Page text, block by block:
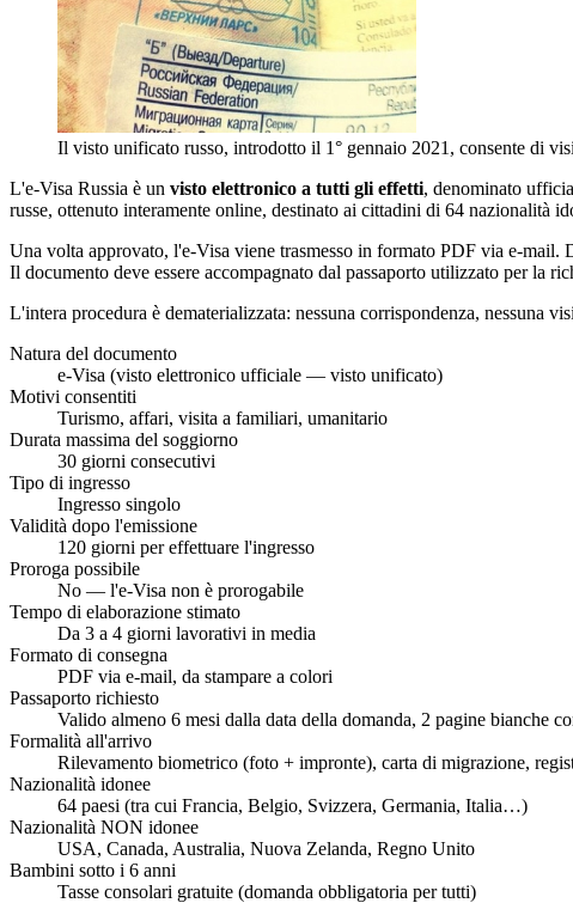
Il visto unificato russo, introdotto il 1° gennaio 2021, consente di
L'e-Visa Russia è un visto elettronico a tutti gli effetti, denominato
russe, ottenuto interamente online, destinato ai cittadini di 64 nazionalità
Una volta approvato, l'e-Visa viene trasmesso in formato PDF via e-mail.
Il documento deve essere accompagnato dal passaporto utilizzato per la
L'intera procedura è dematerializzata: nessuna corrispondenza, nessuna
Natura del documento
e-Visa (visto elettronico ufficiale — visto unificato)
Motivi consentiti
Turismo, affari, visita a familiari, umanitario
Durata massima del soggiorno
30 giorni consecutivi
Tipo di ingresso
Ingresso singolo
Validità dopo l'emissione
120 giorni per effettuare l'ingresso
Proroga possibile
No — l'e-Visa non è prorogabile
Tempo di elaborazione stimato
Da 3 a 4 giorni lavorativi in media
Formato di consegna
PDF via e-mail, da stampare a colori
Passaporto richiesto
Valido almeno 6 mesi dalla data della domanda, 2 pagine bianche
Formalità all'arrivo
Rilevamento biometrico (foto + impronte), carta di migrazione,
Nazionalità idonee
64 paesi (tra cui Francia, Belgio, Svizzera, Germania, Italia…)
Nazionalità NON idonee
USA, Canada, Australia, Nuova Zelanda, Regno Unito
Bambini sotto i 6 anni
Tasse consolari gratuite (domanda obbligatoria per tutti)